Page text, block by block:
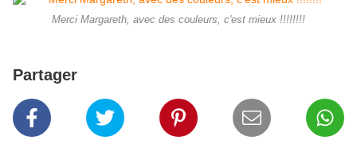
Merci Margareth, avec des couleurs, c'est mieux !!!!!!!!
Partager